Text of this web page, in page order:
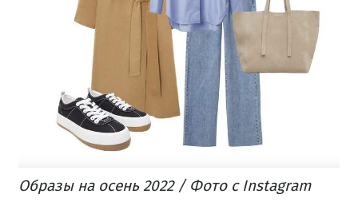
Образы на осень 2022 / Фото с Instagram